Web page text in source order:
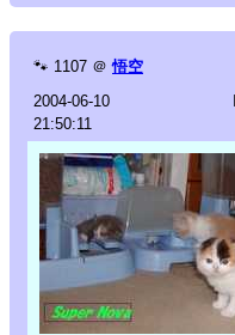
🐾 1107 ＠ 悟空
2004-06-10
21:50:11